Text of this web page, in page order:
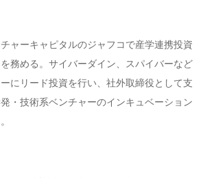
ャーキャピタルのジャフコで産学連携投資
務める。サイバーダイン、スパイバーなど
にリード投資を行い、社外取締役として支
・技術系ベンチャーのインキュベーション